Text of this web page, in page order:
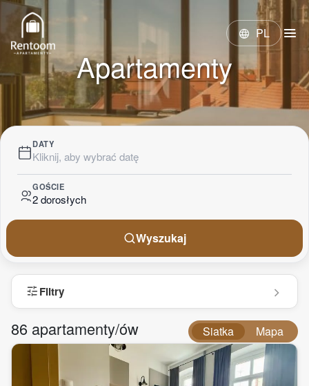
language PL menu
Apartamenty
DATY
Kliknij, aby wybrać datę
GOŚCIE
2 dorosłych
Wyszukaj
tuneFiltry
86 apartamenty/ów Siatka Mapa